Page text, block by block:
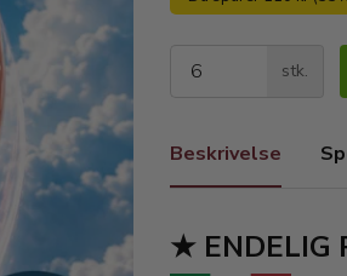
stk.
Beskrivelse
★ ENDELIG